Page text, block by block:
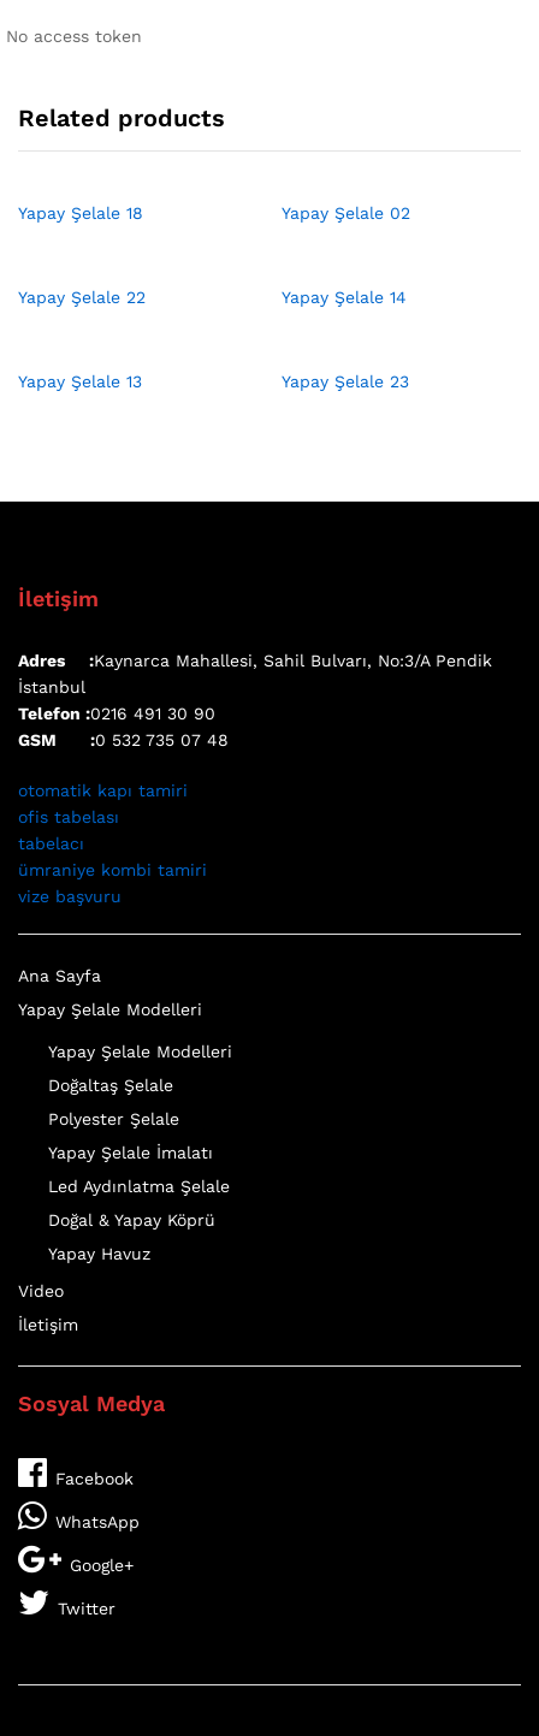
No access token
Related products
Yapay Şelale 18 Yapay Şelale 02
Yapay Şelale 22 Yapay Şelale 14
Yapay Şelale 13 Yapay Şelale 23
İletişim
Adres :Kaynarca Mahallesi, Sahil Bulvarı, No:3/A Pendik
İstanbul
Telefon :0216 491 30 90
GSM :0 532 735 07 48
otomatik kapı tamiri
ofis tabelası
tabelacı
ümraniye kombi tamiri
vize başvuru
Ana Sayfa
Yapay Şelale Modelleri
Yapay Şelale Modelleri
Doğaltaş Şelale
Polyester Şelale
Yapay Şelale İmalatı
Led Aydınlatma Şelale
Doğal & Yapay Köprü
Yapay Havuz
Video
İletişim
Sosyal Medya
Facebook
WhatsApp
Google+
Twitter